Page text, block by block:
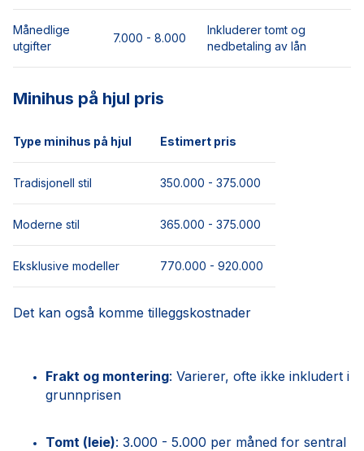
Månedlige
utgifter
7.000 - 8.000
Inkluderer tomt og
nedbetaling av lån
Minihus på hjul pris
Type minihus på hjul Estimert pris
Tradisjonell stil 350.000 - 375.000
Moderne stil 365.000 - 375.000
Eksklusive modeller 770.000 - 920.000
Det kan også komme tilleggskostnader
Frakt og montering: Varierer, ofte ikke inkludert i
grunnprisen
Tomt (leie): 3.000 - 5.000 per måned for sentral